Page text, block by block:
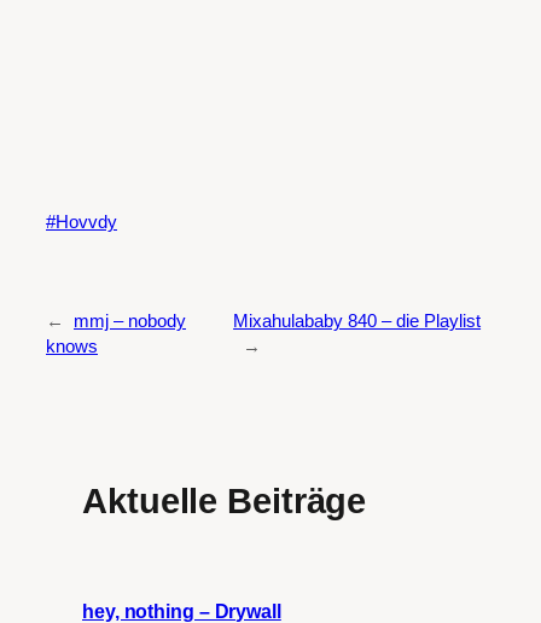
Hovvdy
←
mmj – nobody
knows
Mixahulababy 840 – die Playlist
→
Aktuelle Beiträge
hey, nothing – Drywall